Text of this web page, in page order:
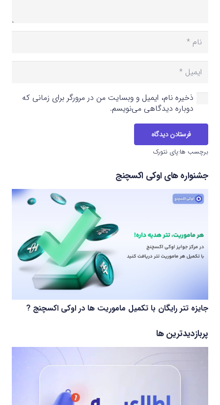
ذخیره نام، ایمیل و وبسایت من در مرورگر برای زمانی که
دوباره دیدگاهی می‌نویسم.
فرستادن دیدگاه
برچسب ها:پای نتورک
جشنواره های اوکی اکسچنج
جایزه تتر رایگان با تکمیل ماموریت ها در اوکی اکسچنج ?
پربازدیدترین ها